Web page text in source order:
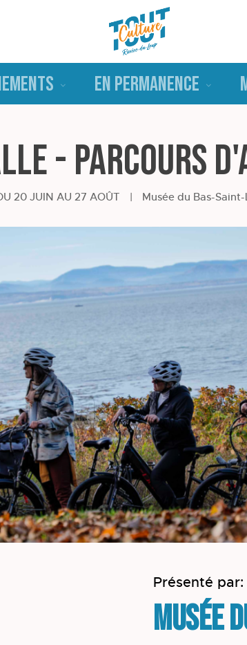
EN PERMANENCE
- Parcours
20 JUIN AU 27 AOÛT | Musée du Bas-
Présenté par:
Musée